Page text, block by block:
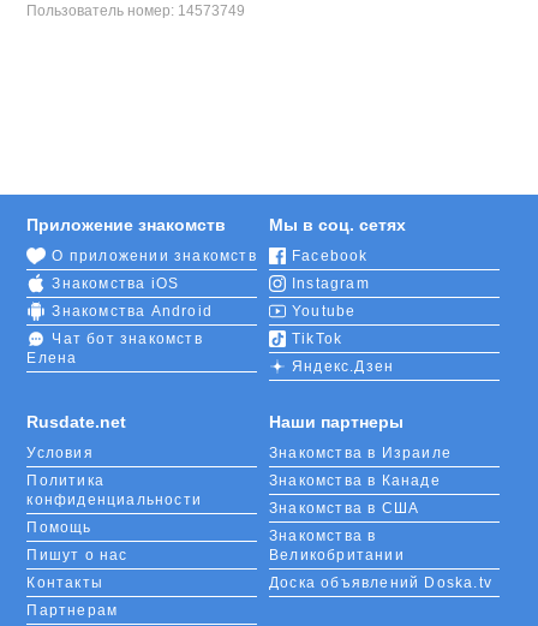
Пользователь номер: 14573749
Rusdate.net
Условия
Политика
конфиденциальности
Помощь
Пишут о нас
Контакты
Партнерам
Приложение знакомств
О приложении знакомств
Знакомства iOS
Знакомства Android
Чат бот знакомств
Елена
Мы в соц. сетях
Facebook
Instagram
Youtube
TikTok
Яндекс.Дзен
Наши партнеры
Знакомства в Израиле
Знакомства в Канаде
Знакомства в США
Знакомства в
Великобритании
Доска объявлений Doska.tv